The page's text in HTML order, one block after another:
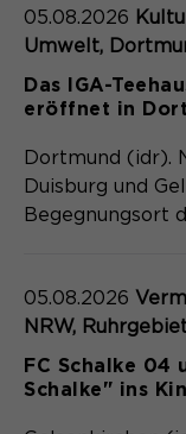
Name
Anbieter
Laufzeit
Name
Laufzeit 30
Zweck
Anbieter
Laufzeit
Zweck
Zweck
05.08.2026
Umwelt,
Das IGA-
eröffnet in
Dortmund (idr).
Duisburg und
Begegnungsort
05.08.2026
NRW,
FC Schalke 04
Schalke" ins